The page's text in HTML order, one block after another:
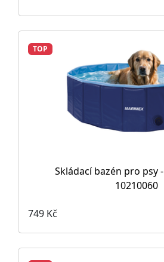
TOP
Skládací bazén pro psy
10210060
749 Kč